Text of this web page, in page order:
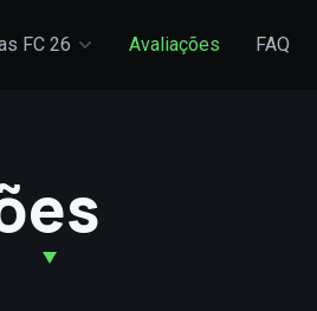
FC 26 Avaliações FAQ